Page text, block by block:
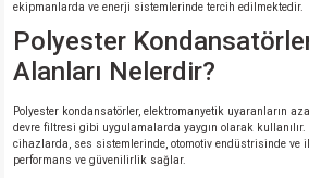
ekipmanlarda ve enerji sistemlerinde tercih edilmektedir.
Polyester
Alanları Nelerdir?
Polyester kondansatörler, elektromanyetik uyaranların
devre filtresi gibi uygulamalarda yaygın olarak
cihazlarda, ses sistemlerinde, otomotiv endüstrisinde ve
performans ve güvenilirlik sağlar.